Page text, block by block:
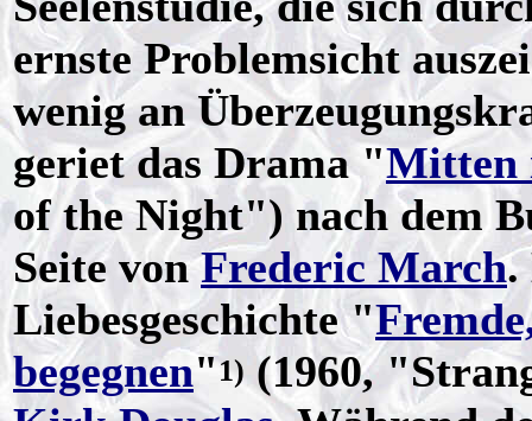
ernste Problemsicht
wenig an
geriet das Drama "Mitten
of the Night") nach dem
Seite vonFrederic March.
Liebesgeschichte "
begegnen"1) (1960,